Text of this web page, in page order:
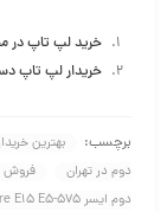
خرید لپ تاپ در
خریدار لپ تاپ
برچسب: بهترین
دوم در تهران
فروش
دوم ایسر Acer Aspire E15 E5-575